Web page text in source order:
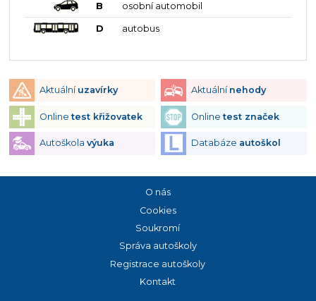
B osobní automobil
D autobus
Aktuální uzavírky Aktuální nehody
Onlinetest křižovatek Onlinetest značek
Autoškola výuka Databáze autoškol
O nás
Cookies
Soukromí
Správa autoškoly
Registrace autoškoly
Kontakt